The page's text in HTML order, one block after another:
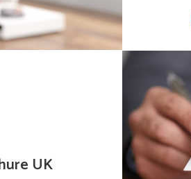
UK